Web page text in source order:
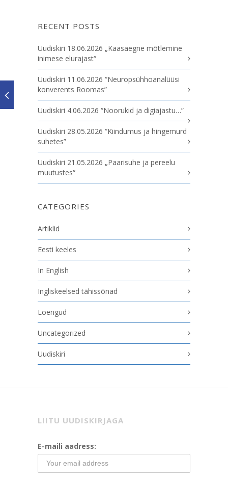
RECENT POSTS
Uudiskiri 18.06.2026 „Kaasaegne mõtlemine
inimese elurajast“
Uudiskiri 11.06.2026 “Neuropsühhoanalüüsi
konverents Roomas”
Uudiskiri 4.06.2026 “Noorukid ja digiajastu…”
Uudiskiri 28.05.2026 “Kiindumus ja hingemurd
suhetes”
Uudiskiri 21.05.2026 „Paarisuhe ja pereelu
muutustes“
CATEGORIES
Artiklid
Eesti keeles
In English
Ingliskeelsed tähissõnad
Loengud
Uncategorized
Uudiskiri
LIITU UUDISKIRJAGA
E-maili aadress: